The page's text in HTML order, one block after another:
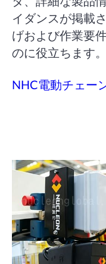
イダンスが掲載
げおよび作業要
のに役立ちます。
NHC電動チェー